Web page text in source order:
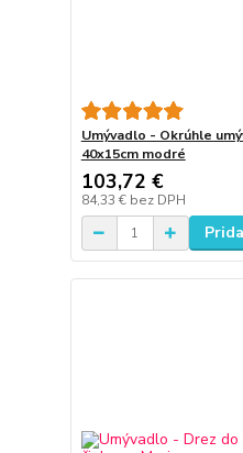
Umývadlo - Okrúhle
40x15cm modré
103,72 €
84,33 € bez DPH